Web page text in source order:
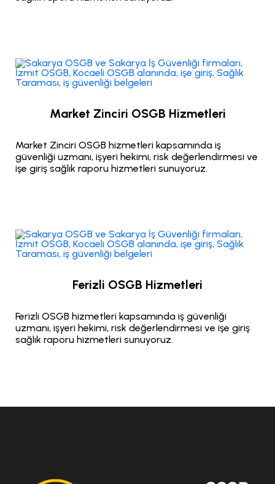
Market Zinciri OSGB Hizmetleri
Market Zinciri OSGB hizmetleri kapsamında iş
güvenliği uzmanı, işyeri hekimi, risk değerlendirmesi ve
işe giriş sağlık raporu hizmetleri sunuyoruz.
Ferizli OSGB Hizmetleri
Ferizli OSGB hizmetleri kapsamında iş güvenliği
uzmanı, işyeri hekimi, risk değerlendirmesi ve işe giriş
sağlık raporu hizmetleri sunuyoruz.